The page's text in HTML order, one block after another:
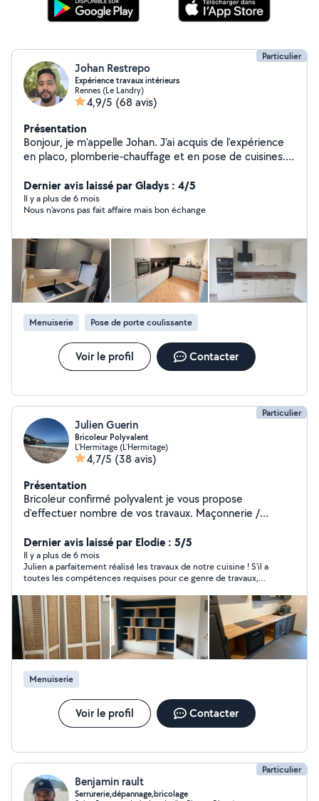
Particulier
Johan Restrepo
Expérience travaux intérieurs
Rennes (Le Landry)
4,9/5 (68 avis)
Présentation
Bonjour, je m'appelle Johan. J'ai acquis de l'expérience
en placo, plomberie-chauffage et en pose de cuisines.
travaux intérieurs, selon vos besoins.
Dernier avis laissé par Gladys : 4/5
Il y a plus de 6 mois
Nous n'avons pas fait affaire mais bon échange
Menuiserie Pose de porte coulissante
Voir le profil Contacter
Particulier
Julien Guerin
Bricoleur Polyvalent
L'Hermitage (L'Hermitage)
4,7/5 (38 avis)
Présentation
Bricoleur confirmé polyvalent je vous propose
d'effectuer nombre de vos travaux. Maçonnerie /
Faïence / Démolition / Démontage / Charpente /
Terrasse / Espace Vert. Soigneux, réactif et efficace, je
reste à votre disposition si besoin. Julien
Dernier avis laissé par Elodie : 5/5
Il y a plus de 6 mois
Julien a parfaitement réalisé les travaux de notre cuisine ! S'il a
toutes les compétences requises pour ce genre de travaux,
qu'il a su nous apporter. Julien est un très bon bricoleur, fiable,
digne de confiance et facile de contact. Merci Julien, nous
gardons votre contact précieusement et nous vous
recommandons chaleureusement !
Menuiserie
Voir le profil Contacter
Particulier
Benjamin rault
Serrurerie,dépannage,bricolage